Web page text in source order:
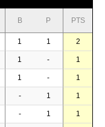
B P PTS
1 1 2
1 - 1
1 - 1
- 1 1
- 1 1